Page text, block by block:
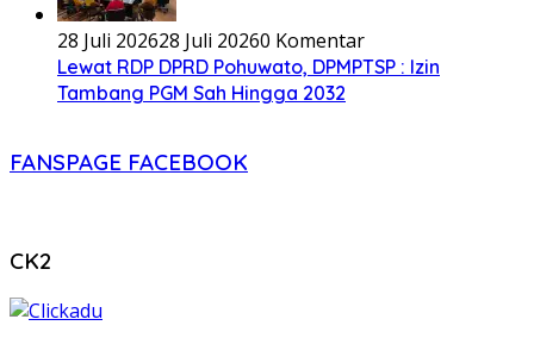
28 Juli 202628 Juli 20260 Komentar
Lewat RDP DPRD Pohuwato, DPMPTSP : Izin
Tambang PGM Sah Hingga 2032
FANSPAGE FACEBOOK
CK2